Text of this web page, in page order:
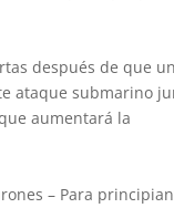
después de que
ataque submarino
aumentará la
– Para